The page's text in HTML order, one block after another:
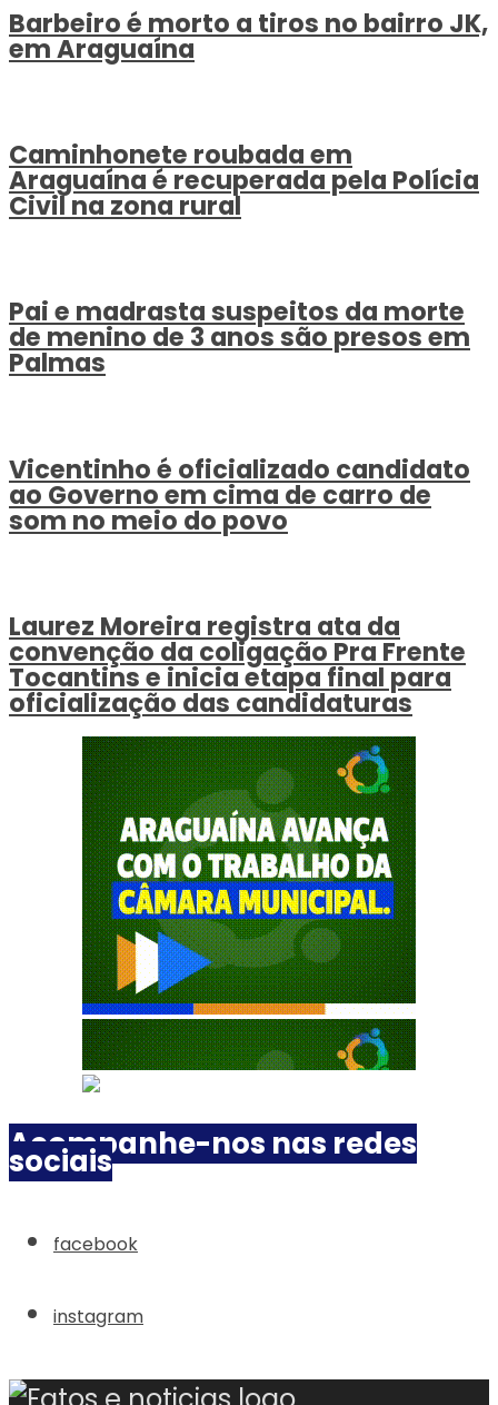
Barbeiro é morto a tiros no bairro JK,
em Araguaína
Caminhonete roubada em
Araguaína é recuperada pela Polícia
Civil na zona rural
Pai e madrasta suspeitos da morte
de menino de 3 anos são presos em
Palmas
Vicentinho é oficializado candidato
ao Governo em cima de carro de
som no meio do povo
Laurez Moreira registra ata da
convenção da coligação Pra Frente
Tocantins e inicia etapa final para
oficialização das candidaturas
Acompanhe-nos nas redes
sociais
facebook
instagram